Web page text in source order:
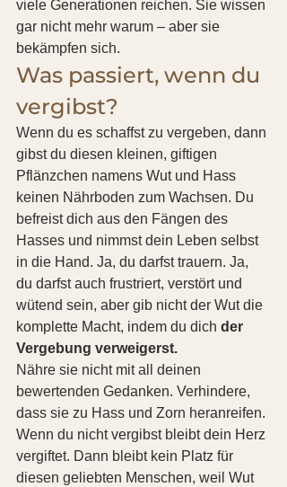
viele Generationen reichen. Sie wissen
gar nicht mehr warum – aber sie
bekämpfen sich.
Was passiert, wenn du
vergibst?
Wenn du es schaffst zu vergeben, dann
gibst du diesen kleinen, giftigen
Pflänzchen namens Wut und Hass
keinen Nährboden zum Wachsen. Du
befreist dich aus den Fängen des
Hasses und nimmst dein Leben selbst
in die Hand. Ja, du darfst trauern. Ja,
du darfst auch frustriert, verstört und
wütend sein, aber gib nicht der Wut die
komplette Macht, indem du dich der
Vergebung verweigerst.
Nähre sie nicht mit all deinen
bewertenden Gedanken. Verhindere,
dass sie zu Hass und Zorn heranreifen.
Wenn du nicht vergibst bleibt dein Herz
vergiftet. Dann bleibt kein Platz für
diesen geliebten Menschen, weil Wut